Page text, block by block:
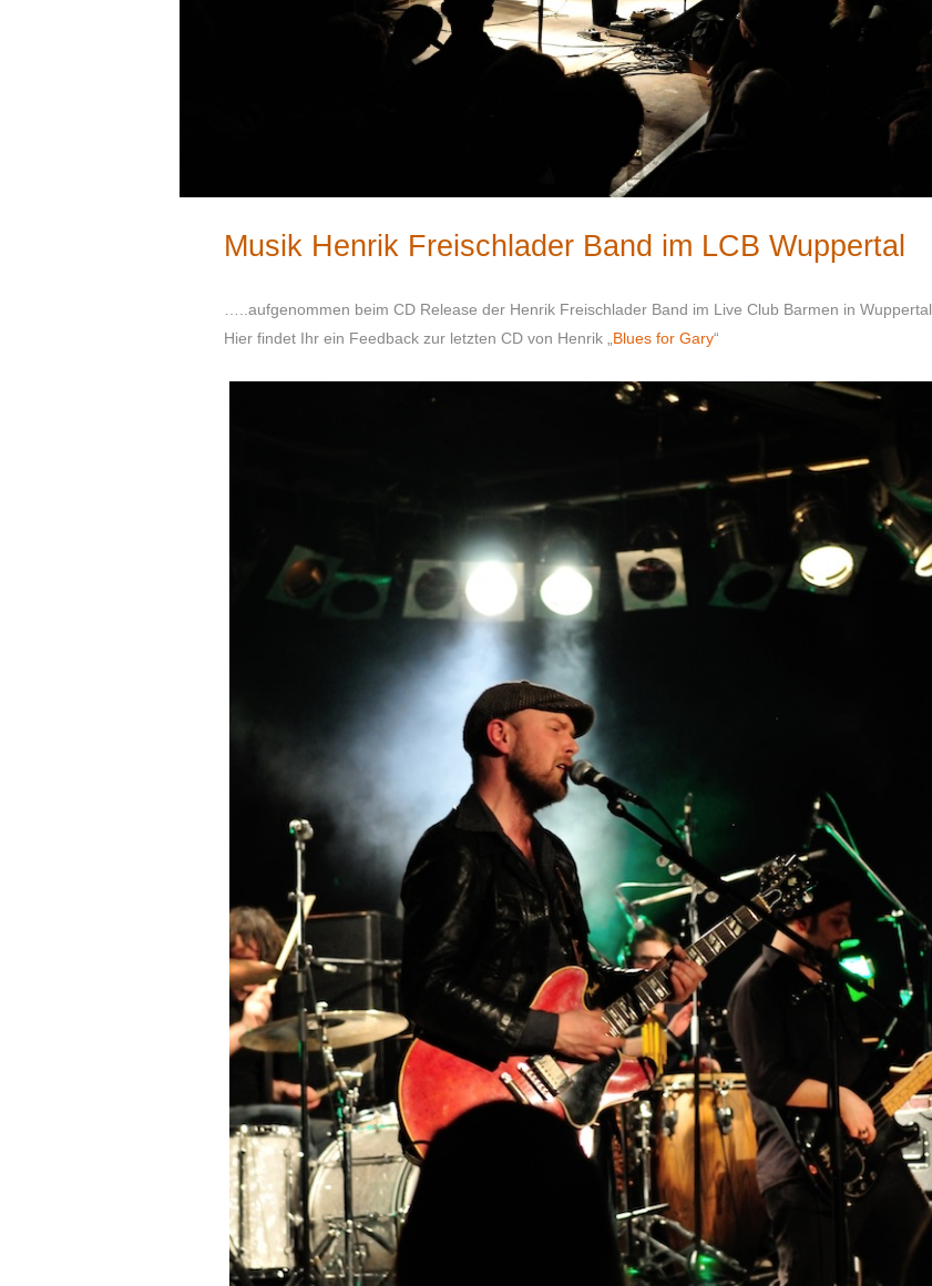
Musik Henrik Freischlader Band im LCB Wuppertal
…..aufgenommen beim CD Release der Henrik Freischlader Band im Live Club Barmen in Wuppertal.
Hier findet Ihr ein Feedback zur letzten CD von Henrik „ Blues for Gary“